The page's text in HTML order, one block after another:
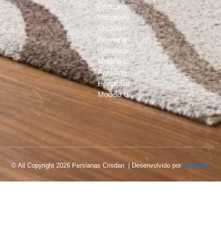
Persiana
Hospitalar
Modelo I
Persiana
Hospitalar
Modelo L
Persiana
Hospitalar
Modelo U
© All Copyright 2026 Persianas Crisdan | Desenvolvido por DropFlow